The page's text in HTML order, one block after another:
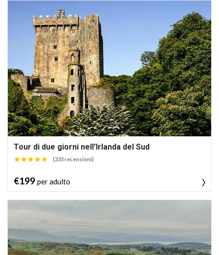
Tour di due giorni nell’Irlanda del Sud
(235 recensioni)
€199 per adulto